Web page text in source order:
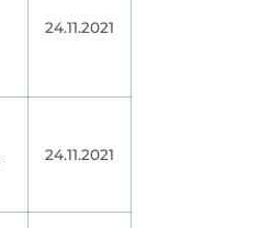
24.11.2021
24.11.2021